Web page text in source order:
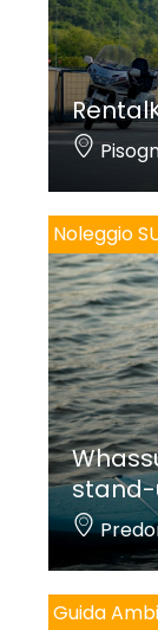
Noleggio
Guida